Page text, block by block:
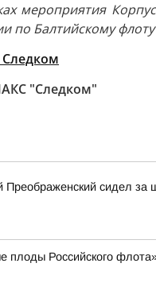
мероприятия
по Балтийскому
"Следком"
Преображенский сидел
плоды Российского